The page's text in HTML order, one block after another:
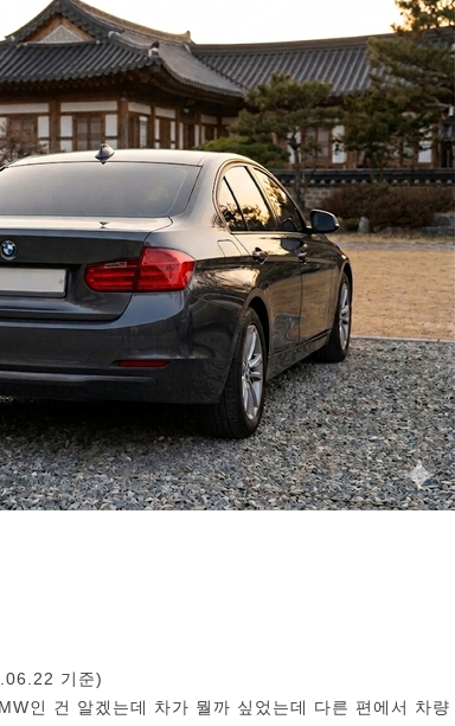
기준)
인 건 알겠는데 차가 뭘까 싶었는데 다른 편에서 차량